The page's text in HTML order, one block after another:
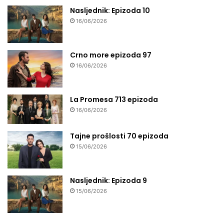
Nasljednik: Epizoda 10
16/06/2026
Crno more epizoda 97
16/06/2026
La Promesa 713 epizoda
16/06/2026
Tajne prošlosti 70 epizoda
15/06/2026
Nasljednik: Epizoda 9
15/06/2026